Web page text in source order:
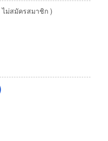
ม่สมัครสมาชิก )